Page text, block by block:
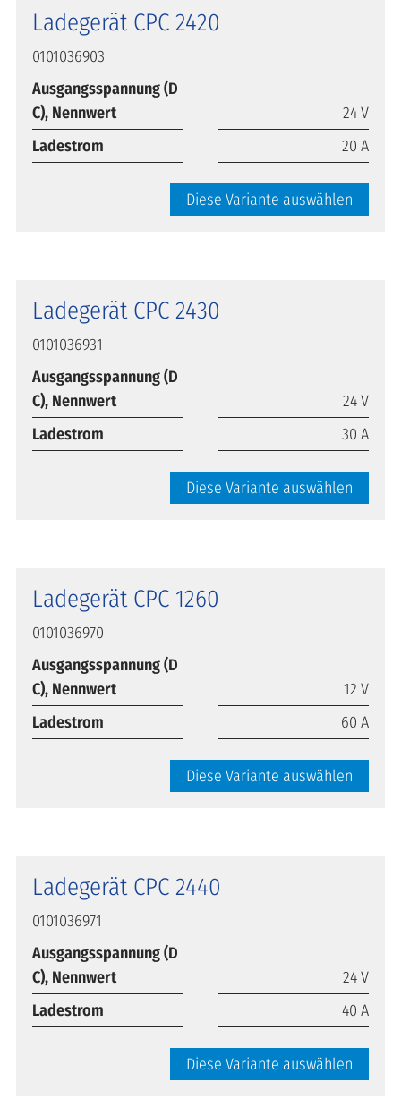
Ladegerät CPC 2420
0101036903
Ausgangsspannung (D
C), Nennwert
24 V
Ladestrom
20 A
Diese Variante auswählen
Ladegerät CPC 2430
0101036931
Ausgangsspannung (D
C), Nennwert
24 V
Ladestrom
30 A
Diese Variante auswählen
Ladegerät CPC 1260
0101036970
Ausgangsspannung (D
C), Nennwert
12 V
Ladestrom
60 A
Diese Variante auswählen
Ladegerät CPC 2440
0101036971
Ausgangsspannung (D
C), Nennwert
24 V
Ladestrom
40 A
Diese Variante auswählen